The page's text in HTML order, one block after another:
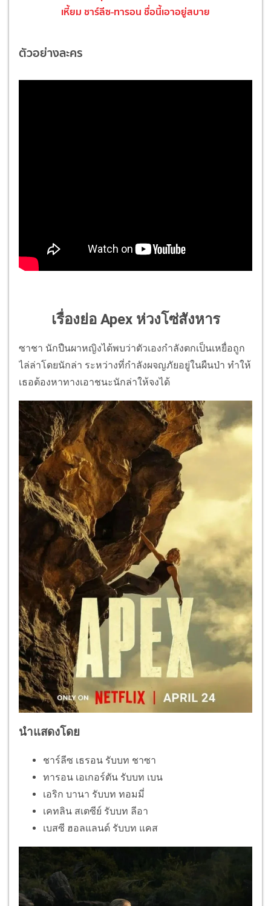
เหี้ยม ชาร์ลีซ-ทารอน ชื่อนี้เอาอยู่สบาย
ตัวอย่างละคร
เรื่องย่อ Apex ห่วงโซ่สังหาร
ซาชา นักปืนผาหญิงได้พบว่าตัวเองกำลังตกเป็นเหยื่อถูก
ไล่ล่าโดยนักล่า ระหว่างที่กำลังผจญภัยอยู่ในผืนป่า ทำให้
เธอต้องหาทางเอาชนะนักล่าให้จงได้
นำแสดงโดย
ชาร์ลีซ เธรอน รับบท ชาซา
ทารอน เอเกอร์ตัน รับบท เบน
เอริก บานา รับบท ทอมมี่
เคทลิน สเตซีย์ รับบท ลีอา
เบสซี ฮอลแลนด์ รับบท แคส